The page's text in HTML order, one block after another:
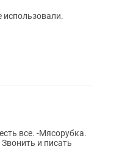
использовали.
все. -Мясорубка.